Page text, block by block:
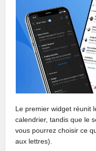
Le premier widget réunit
calendrier, tandis que le
vous pourrez choisir ce
aux lettres).